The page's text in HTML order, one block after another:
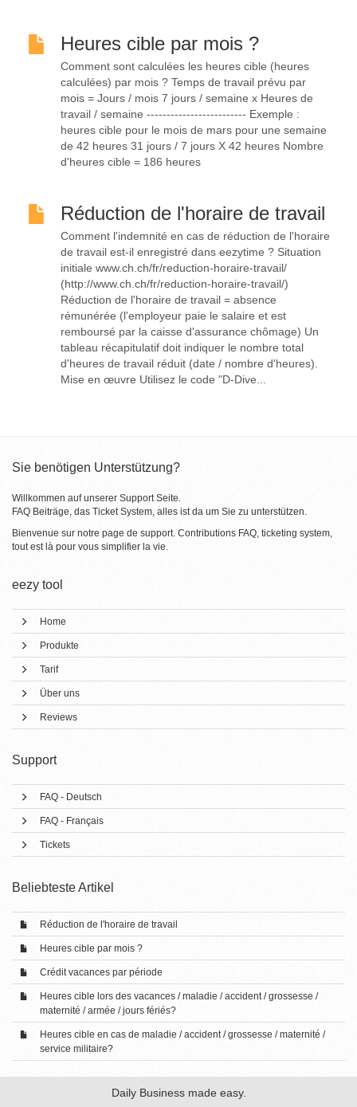
Heures cible par mois ?
Comment sont calculées les heures cible (heures
calculées) par mois ? Temps de travail prévu par
mois = Jours / mois 7 jours / semaine x Heures de
travail / semaine ------------------------- Exemple :
heures cible pour le mois de mars pour une semaine
de 42 heures 31 jours / 7 jours X 42 heures Nombre
d'heures cible = 186 heures
Réduction de l'horaire de travail
Comment l'indemnité en cas de réduction de l'horaire
de travail est-il enregistré dans eezytime ? Situation
initiale www.ch.ch/fr/reduction-horaire-travail/
(http://www.ch.ch/fr/reduction-horaire-travail/)
Réduction de l'horaire de travail = absence
rémunérée (l'employeur paie le salaire et est
remboursé par la caisse d'assurance chômage) Un
tableau récapitulatif doit indiquer le nombre total
d'heures de travail réduit (date / nombre d'heures).
Mise en œuvre Utilisez le code "D-Dive...
Sie benötigen Unterstützung?
Willkommen auf unserer Support Seite.
FAQ Beiträge, das Ticket System, alles ist da um Sie zu unterstützen.
Bienvenue sur notre page de support. Contributions FAQ, ticketing system,
tout est là pour vous simplifier la vie.
eezy tool
Home
Produkte
Tarif
Über uns
Reviews
Support
FAQ - Deutsch
FAQ - Français
Tickets
Beliebteste Artikel
Réduction de l'horaire de travail
Heures cible par mois ?
Crédit vacances par période
Heures cible lors des vacances / maladie / accident / grossesse /
maternité / armée / jours fériés?
Heures cible en cas de maladie / accident / grossesse / maternité /
service militaire?
Daily Business made easy.